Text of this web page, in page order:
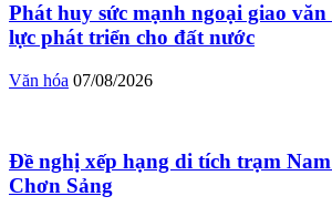
Phát huy sức mạnh ngoại giao
lực phát triển cho đất nước
Văn hóa 07/08/2026
Đề nghị xếp hạng di tích trạm
Chơn Sảng